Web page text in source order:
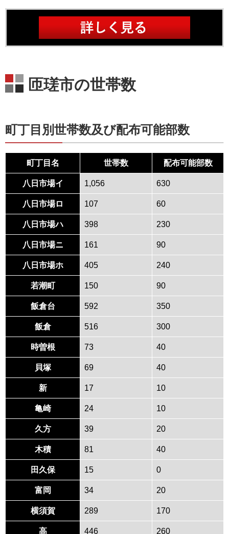
匝瑳市の世帯数
町丁目別世帯数及び配布可能部数
町丁目名 世帯数 配布可能部数
八日市場イ 1,056 630
八日市場ロ 107 60
八日市場ハ 398 230
八日市場ニ 161 90
八日市場ホ 405 240
若潮町 150 90
飯倉台 592 350
飯倉 516 300
時曽根 73 40
貝塚 69 40
新 17 10
亀崎 24 10
久方 39 20
木積 81 40
田久保 15 0
富岡 34 20
横須賀 289 170
高 446 260